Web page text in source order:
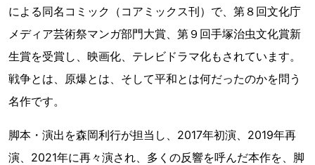
による同名コミック（コアミックス刊）で、第８回文化庁
メディア芸術祭マンガ部門大賞、第９回手塚治虫文化賞新
生賞を受賞し、映画化、テレビドラマ化もされています。
戦争とは、原爆とは、そして平和とは何だったのかを問う
名作です。
脚本・演出を森岡利行が担当し、2017年初演、2019年再
演、2021年に再々演され、多くの反響を呼んだ本作を、脚